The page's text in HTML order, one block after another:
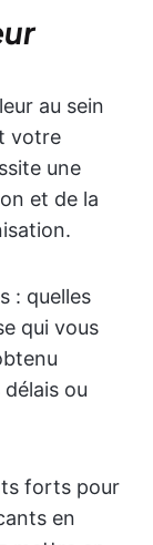
au sein
votre
une
et de la
: quelles
qui vous
ou
forts pour
en